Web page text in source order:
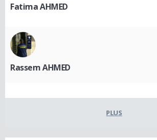
Fatima AHMED
Rassem AHMED
PLUS